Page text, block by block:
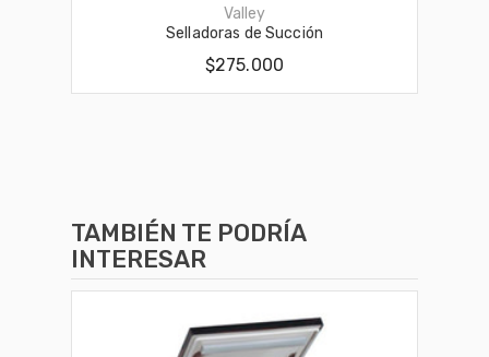
Valley
Selladoras de Succión
$275.000
TAMBIÉN TE PODRÍA
INTERESAR